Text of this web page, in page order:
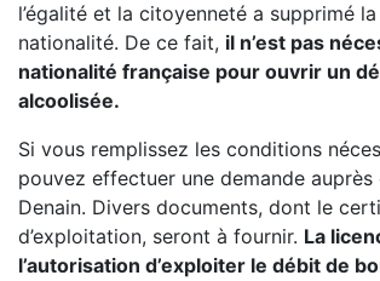
l’égalité et la citoyenneté a supprimé
nationalité. De ce fait, il n’est pas
nationalité française pour ouvrir un
alcoolisée.
Si vous remplissez les conditions
pouvez effectuer une demande
Denain. Divers documents, dont le
d’exploitation, seront à fournir. La
l’autorisation d’exploiter le débit de